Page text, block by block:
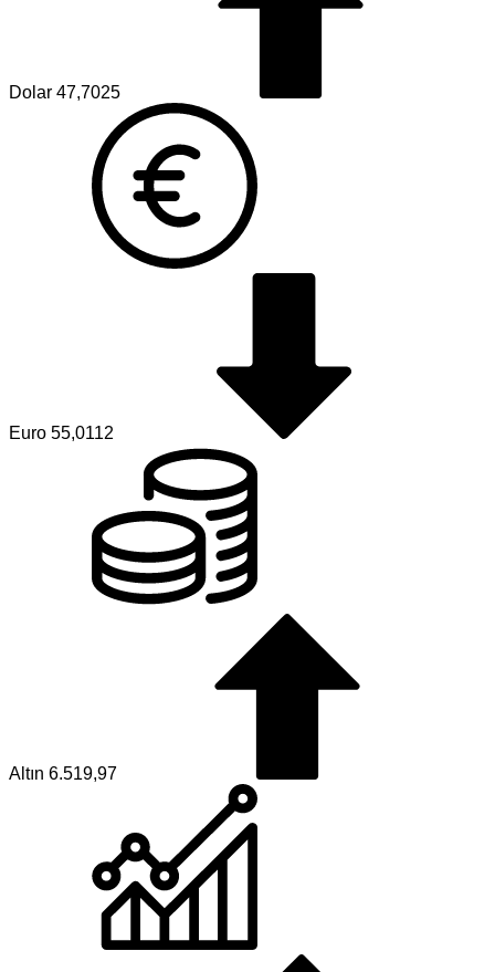
Dolar 47,7025
Euro 55,0112
Altın 6.519,97